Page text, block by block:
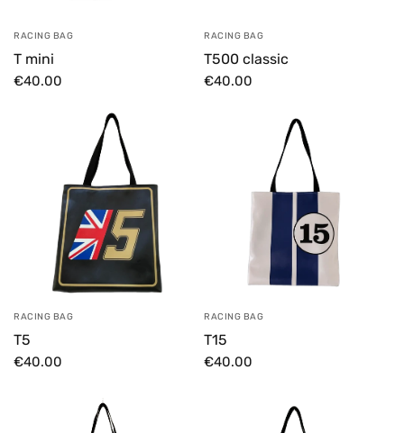
RACING BAG
T mini
€40.00
RACING BAG
T500 classic
€40.00
RACING BAG
T5
€40.00
RACING BAG
T15
€40.00